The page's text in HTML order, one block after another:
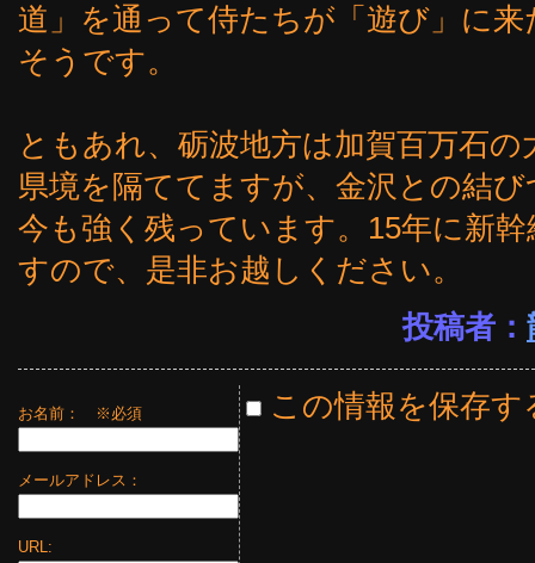
道」を通って侍たちが「遊び」に来
そうです。
ともあれ、砺波地方は加賀百万石
県境を隔ててますが、金沢との結
今も強く残っています。15年に新
すので、是非お越しください。
投稿者：
お名前： ※必須
メールアドレス：
URL:
この情報を保存す